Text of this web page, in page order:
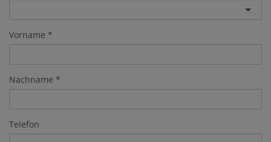
Vorname
Nachname
Telefon